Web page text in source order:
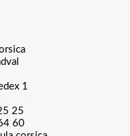
1
25
60